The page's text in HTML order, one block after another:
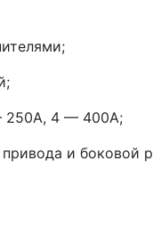
250А, 4 — 400А;
и